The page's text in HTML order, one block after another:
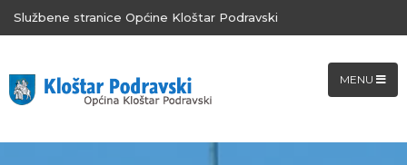
Službene stranice Općine Kloštar Podravski
MENU